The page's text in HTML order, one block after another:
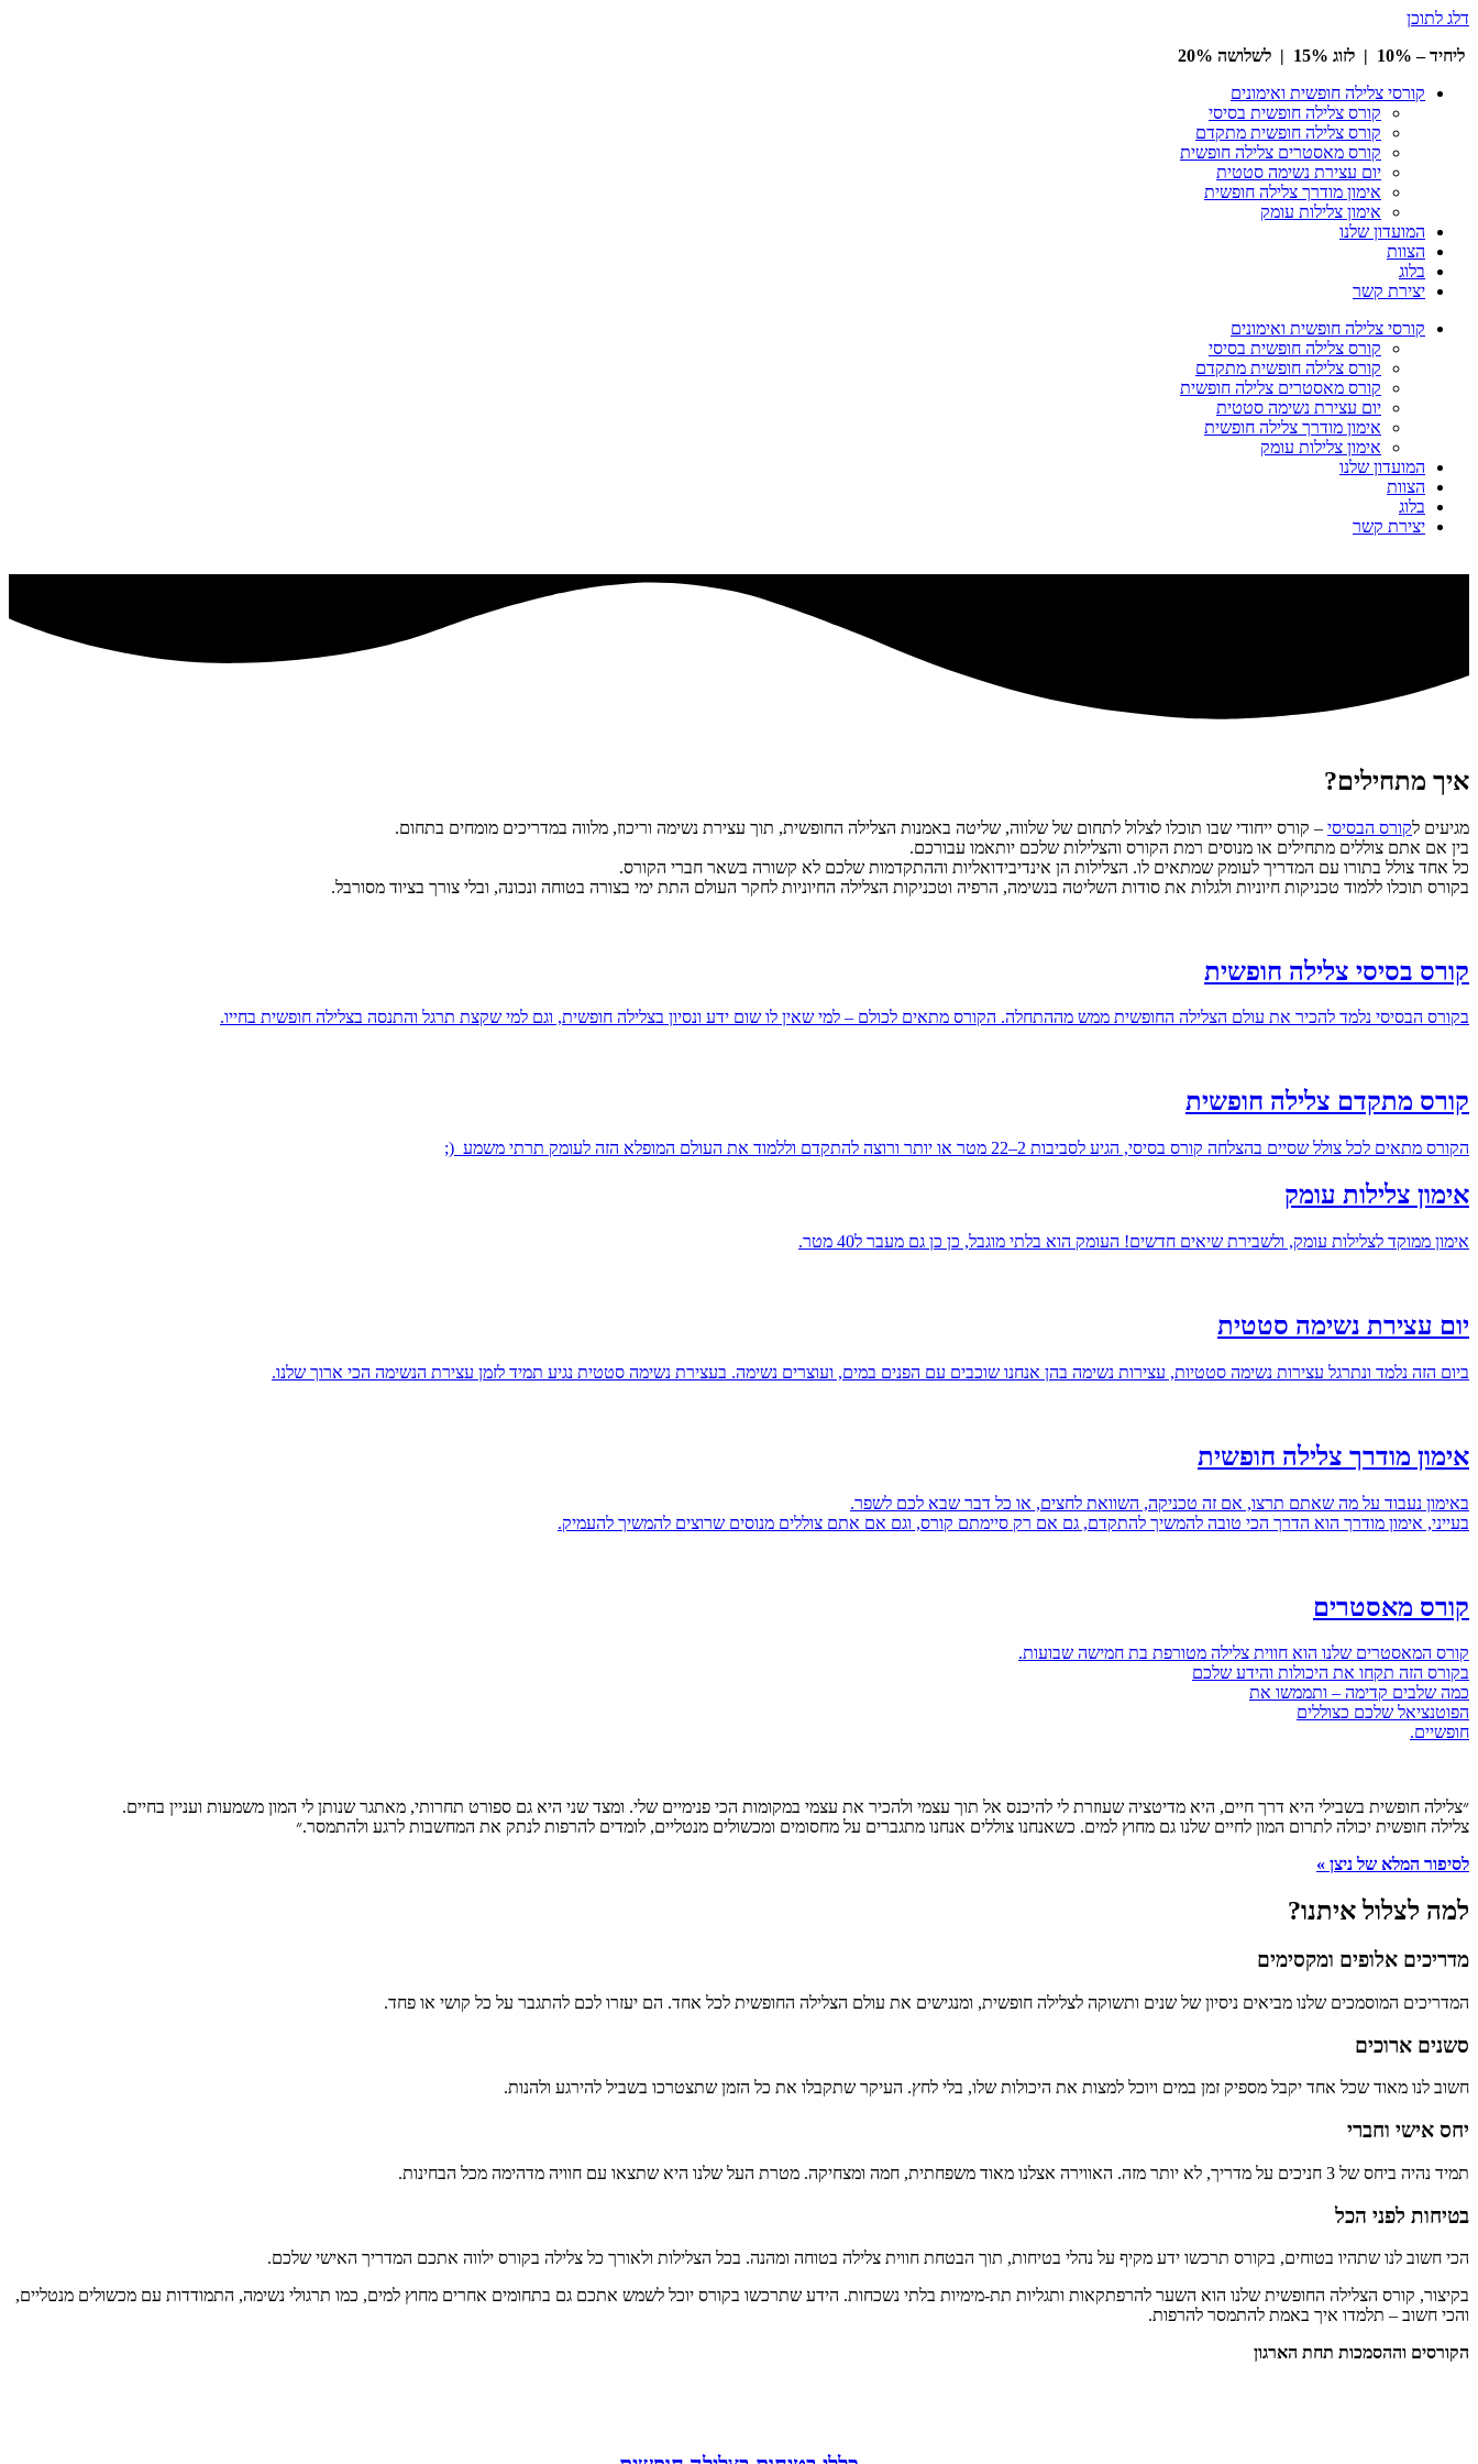
דלג לתוכן
ליחיד – 10% | לזוג 15% | לשלושה 20%
קורסי צלילה חופשית ואימונים
קורס צלילה חופשית בסיסי
קורס צלילה חופשית מתקדם
קורס מאסטרים צלילה חופשית
יום עצירת נשימה סטטית
אימון מודרך צלילה חופשית
אימון צלילות עומק
המועדון שלנו
הצוות
בלוג
יצירת קשר
קורסי צלילה חופשית ואימונים
קורס צלילה חופשית בסיסי
קורס צלילה חופשית מתקדם
קורס מאסטרים צלילה חופשית
יום עצירת נשימה סטטית
אימון מודרך צלילה חופשית
אימון צלילות עומק
המועדון שלנו
הצוות
בלוג
יצירת קשר
איך מתחילים?
מגיעים לקורס הבסיסי – קורס ייחודי שבו תוכלו לצלול לתחום של שלווה, שליטה באמנות הצלילה החופשית, תוך עצירת נשימה וריכוז, מלווה במדריכים מומחים בתחום.
בין אם אתם צוללים מתחילים או מנוסים רמת הקורס והצלילות שלכם יותאמו עבורכם.
כל אחד צולל בתורו עם המדריך לעומק שמתאים לו. הצלילות הן אינדיבידואליות וההתקדמות שלכם לא קשורה בשאר חברי הקורס.
בקורס תוכלו ללמוד טכניקות חיוניות ולגלות את סודות השליטה בנשימה, הרפיה וטכניקות הצלילה החיוניות לחקר העולם התת ימי בצורה בטוחה ונכונה, ובלי צורך בציוד מסורבל.
קורס בסיסי צלילה חופשית
בקורס הבסיסי נלמד להכיר את עולם הצלילה החופשית ממש מההתחלה. הקורס מתאים לכולם – למי שאין לו שום ידע ונסיון בצלילה חופשית, וגם למי שקצת תרגל והתנסה בצלילה חופשית בחייו.
קורס מתקדם צלילה חופשית
הקורס מתאים לכל צולל שסיים בהצלחה קורס בסיסי, הגיע לסביבות 2–22 מטר או יותר ורוצה להתקדם וללמוד את העולם המופלא הזה לעומק תרתי משמע (;
אימון צלילות עומק
אימון ממוקד לצלילות עומק, ולשבירת שיאים חדשים! העומק הוא בלתי מוגבל, כן כן גם מעבר ל40 מטר.
יום עצירת נשימה סטטית
ביום הזה נלמד ונתרגל עצירות נשימה סטטיות, עצירות נשימה בהן אנחנו שוכבים עם הפנים במים, ועוצרים נשימה. בעצירת נשימה סטטית נגיע תמיד לזמן עצירת הנשימה הכי ארוך שלנו.
אימון מודרך צלילה חופשית
באימון נעבוד על מה שאתם תרצו, אם זה טכניקה, השוואת לחצים, או כל דבר שבא לכם לשפר.
בעייני, אימון מודרך הוא הדרך הכי טובה להמשיך להתקדם, גם אם רק סיימתם קורס, וגם אם אתם צוללים מנוסים שרוצים להמשיך להעמיק.
קורס מאסטרים
קורס המאסטרים שלנו הוא חווית צלילה מטורפת בת חמישה שבועות.
בקורס הזה תקחו את היכולות והידע שלכם
כמה שלבים קדימה – ותממשו את
הפוטנציאל שלכם כצוללים
חופשיים.
״צלילה חופשית בשבילי היא דרך חיים, היא מדיטציה שעוזרת לי להיכנס אל תוך עצמי ולהכיר את עצמי במקומות הכי פנימיים שלי. ומצד שני היא גם ספורט תחרותי, מאתגר שנותן לי המון משמעות ועניין בחיים.
צלילה חופשית יכולה לתרום המון לחיים שלנו גם מחוץ למים. כשאנחנו צוללים אנחנו מתגברים על מחסומים ומכשולים מנטליים, לומדים להרפות לנתק את המחשבות לרגע ולהתמסר.״
לסיפור המלא של ניצן »
למה לצלול איתנו?
מדריכים אלופים ומקסימים
המדריכים המוסמכים שלנו מביאים ניסיון של שנים ותשוקה לצלילה חופשית, ומנגישים את עולם הצלילה החופשית לכל אחד. הם יעזרו לכם להתגבר על כל קושי או פחד.
סשנים ארוכים
חשוב לנו מאוד שכל אחד יקבל מספיק זמן במים ויוכל למצות את היכולות שלו, בלי לחץ. העיקר שתקבלו את כל הזמן שתצטרכו בשביל להירגע ולהנות.
יחס אישי וחברי
תמיד נהיה ביחס של 3 חניכים על מדריך, לא יותר מזה. האווירה אצלנו מאוד משפחתית, חמה ומצחיקה. מטרת העל שלנו היא שתצאו עם חוויה מדהימה מכל הבחינות.
בטיחות לפני הכל
הכי חשוב לנו שתהיו בטוחים, בקורס תרכשו ידע מקיף על נהלי בטיחות, תוך הבטחת חווית צלילה בטוחה ומהנה. בכל הצלילות ולאורך כל צלילה בקורס ילווה אתכם המדריך האישי שלכם.
בקיצור, קורס הצלילה החופשית שלנו הוא השער להרפתקאות ותגליות תת-מימיות בלתי נשכחות. הידע שתרכשו בקורס יוכל לשמש אתכם גם בתחומים אחרים מחוץ למים, כמו תרגולי נשימה, התמודדות עם מכשולים מנטליים,
והכי חשוב – תלמדו איך באמת להתמסר להרפות.
הקורסים וההסמכות תחת הארגון